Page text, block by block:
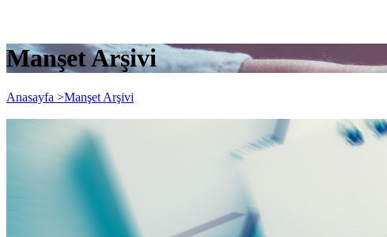
Manşet Arşivi
Anasayfa >Manşet Arşivi